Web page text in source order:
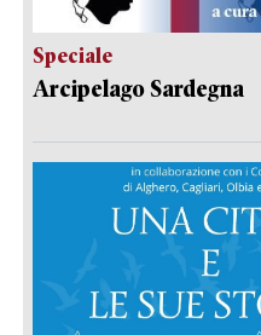
Speciale
Arcipelago Sardegna